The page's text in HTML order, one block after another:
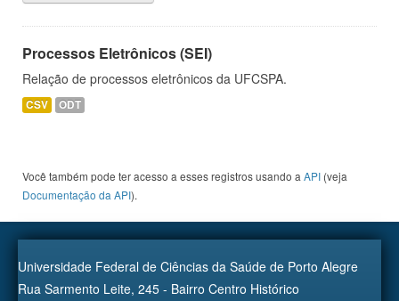
Processos Eletrônicos (SEI)
Relação de processos eletrônicos da UFCSPA.
CSV ODT
Você também pode ter acesso a esses registros usando a API (veja
Documentação da API).
Universidade Federal de Ciências da Saúde de Porto Alegre
Rua Sarmento Leite, 245 - Bairro Centro Histórico